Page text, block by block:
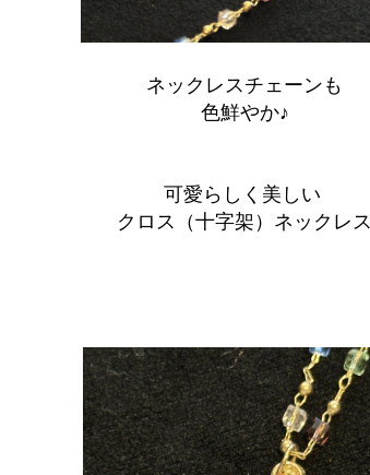
ネックレスチェーンも
色鮮やか♪
可愛らしく美しい
クロス（十字架） ネックレス